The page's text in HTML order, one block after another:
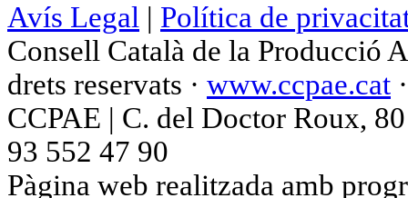
Avís Legal | Política de
Consell Català de la Producció
drets reservats · www.ccpae.cat
CCPAE | C. del Doctor Roux,
93 552 47 90
Pàgina web realitzada amb